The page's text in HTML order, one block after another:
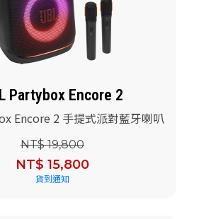
Partybox Encore 2
Encore 2 手提式派對藍牙喇叭
NT$ 19,800
NT$ 15,800
貨到通知